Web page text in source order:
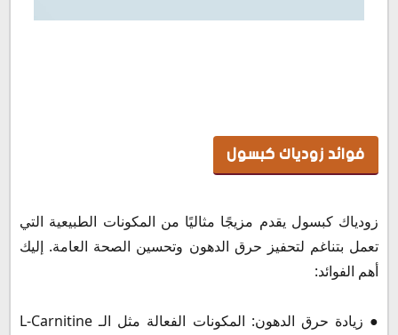
فوائد زودياك كبسول
زودياك كبسول يقدم مزيجًا مثاليًا من المكونات الطبيعية التي
تعمل بتناغم لتحفيز حرق الدهون وتحسين الصحة العامة. إليك
أهم الفوائد:
● زيادة حرق الدهون: المكونات الفعالة مثل الـ L-Carnitine